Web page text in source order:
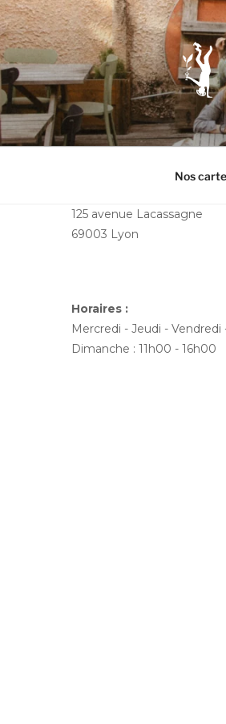
Aller
au
contenu
principal
Nos
125 avenue Lacassagne
69003 Lyon
Horaires :
Mercredi - Jeudi - Vendredi
Dimanche : 11h00 - 16h00